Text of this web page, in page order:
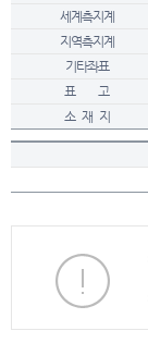
세계측지계
지역측지계
기타좌표
표 고
소 재 지